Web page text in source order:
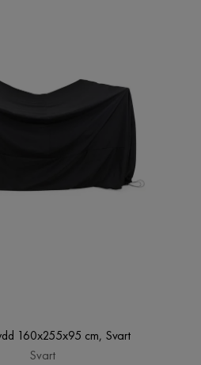
160x255x95 cm, Svart
Svart